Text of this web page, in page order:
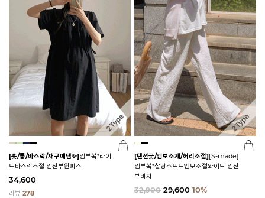
[숏/롱/바스락/재구매템✨]임부복*라이
트바스락조절 임산부원피스
34,600
리뷰 278
[텐션굿/엠보소재/허리조절][S-made]
임부복*찰랑소프트엠보조절와이드 임산
부바지
32,900 29,600 10%